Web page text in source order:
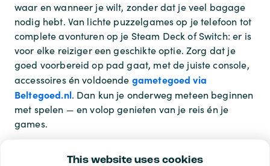
This website uses cookies
waar en wanneer je wilt, zonder dat je veel bagage
nodig hebt. Van lichte puzzelgames op je telefoon tot
complete avonturen op je Steam Deck of Switch: er is
voor elke reiziger een geschikte optie. Zorg dat je
goed voorbereid op pad gaat, met de juiste console,
accessoires én voldoende gametegoed via
Beltegoed.nl. Dan kun je onderweg meteen beginnen
met spelen — en volop genieten van je reis én je
games.